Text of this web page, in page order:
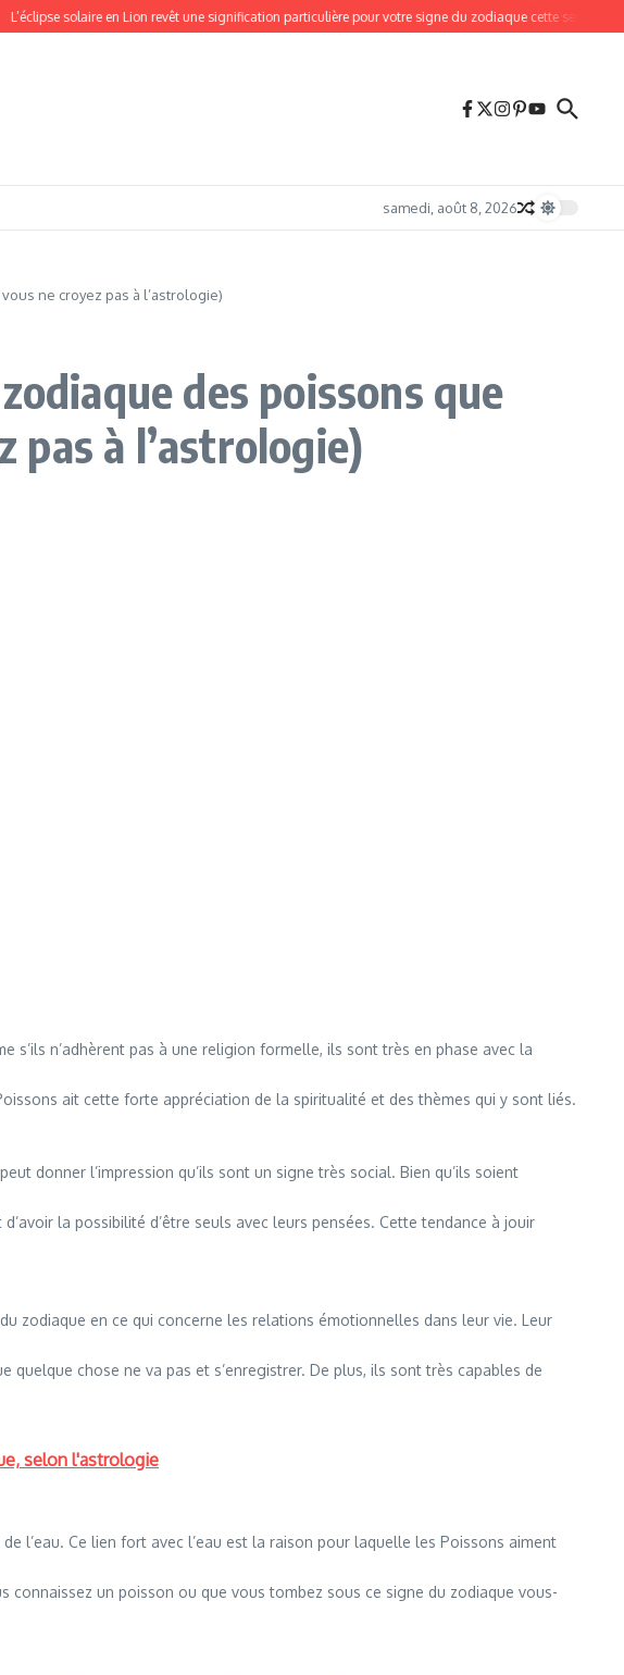
solaire en Lion revêt une signification particulière pour votre signe du zodiaque cette semaine
samedi, août 8, 2026
ne croyez pas à l’astrologie)
des poissons que
pas à l’astrologie)
n’adhèrent pas à une religion formelle, ils sont très en phase avec la
ait cette forte appréciation de la spiritualité et des thèmes qui y sont liés.
donner l’impression qu’ils sont un signe très social. Bien qu’ils soient
la possibilité d’être seuls avec leurs pensées. Cette tendance à jouir
zodiaque en ce qui concerne les relations émotionnelles dans leur vie. Leur
chose ne va pas et s’enregistrer. De plus, ils sont très capables de
selon l'astrologie
l’eau. Ce lien fort avec l’eau est la raison pour laquelle les Poissons aiment
connaissez un poisson ou que vous tombez sous ce signe du zodiaque vous-